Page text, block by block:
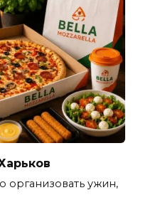
организовать ужин,